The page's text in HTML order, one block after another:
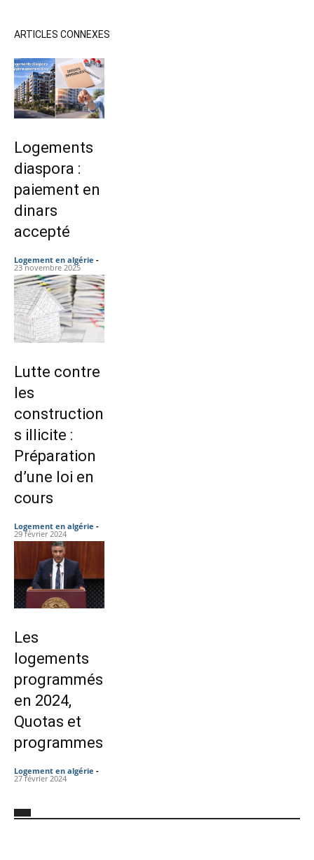
ARTICLES CONNEXES
Logements
diaspora :
paiement en
dinars
accepté
Logement en algérie -
23 novembre 2025
Lutte contre
les
construction
s illicite :
Préparation
d’une loi en
cours
Logement en algérie -
29 février 2024
Les
logements
programmés
en 2024,
Quotas et
programmes
Logement en algérie -
27 février 2024